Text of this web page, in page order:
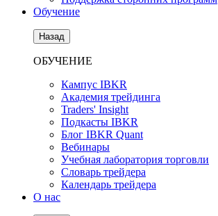
Обучение
Назад
ОБУЧЕНИЕ
Кампус IBKR
Академия трейдинга
Traders' Insight
Подкасты IBKR
Блог IBKR Quant
Вебинары
Учебная лаборатория торговли
Словарь трейдера
Календарь трейдера
О нас